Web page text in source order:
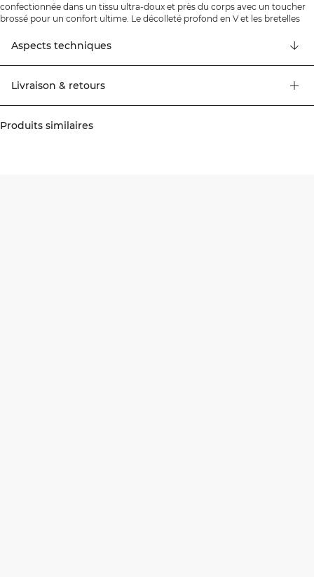
confectionnée dans un tissu ultra-doux et près du corps avec un toucher
brossé pour un confort ultime. Le décolleté profond en V et les bretelles
amovibles apportent de la polyvalence. Avec un look moderne et
intemporel, elle est fabriquée dans un tissu extensible recyclé qui bouge
avec vous pendant les entraînements à faible impact ou au quotidien.
Aspects techniques
Livraison & retours
Produits similaires